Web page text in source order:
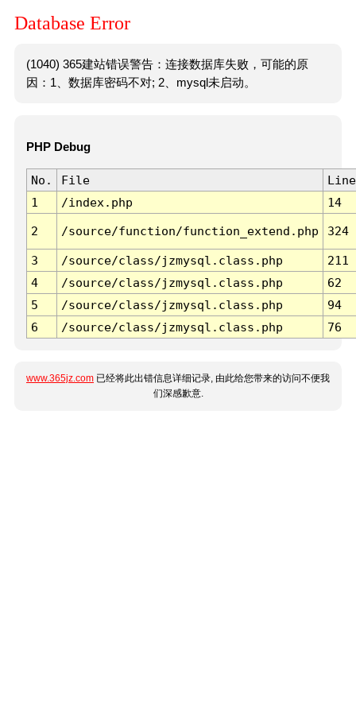
Database Error
(1040) 365建站错误警告：连接数据库失败，可能的原
因：1、数据库密码不对; 2、mysql未启动。
PHP Debug
No. File
Line
1
/index.php 14
2 /source/function/function_extend.php 324
3 /source/class/jzmysql.class.php
211
4
/source/class/jzmysql.class.php
62
5
/source/class/jzmysql.class.php
94
6
/source/class/jzmysql.class.php 76
www.365jz.com 已经将此出错信息详细记录, 由此给您带来的访问不便我
们深感歉意.